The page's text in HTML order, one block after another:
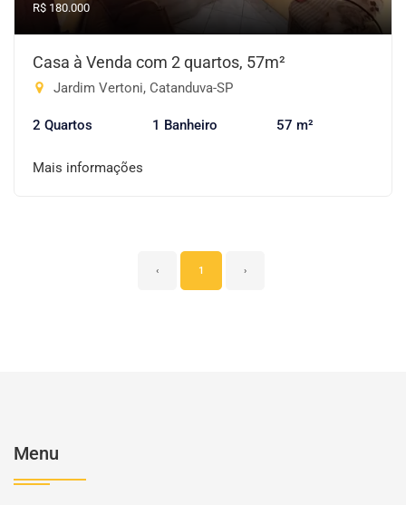
R$ 180.000
Casa à Venda com 2 quartos, 57m²
Jardim Vertoni, Catanduva-SP
2 Quartos 1 Banheiro 57 m²
Mais informações
‹ 1 ›
Menu